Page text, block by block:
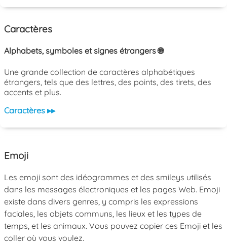
Caractères
Alphabets, symboles et signes étrangers 🌐
Une grande collection de caractères alphabétiques
étrangers, tels que des lettres, des points, des tirets, des
accents et plus.
Caractères ▸▸
Emoji
Les emoji sont des idéogrammes et des smileys utilisés
dans les messages électroniques et les pages Web. Emoji
existe dans divers genres, y compris les expressions
faciales, les objets communs, les lieux et les types de
temps, et les animaux. Vous pouvez copier ces Emoji et les
coller où vous voulez.